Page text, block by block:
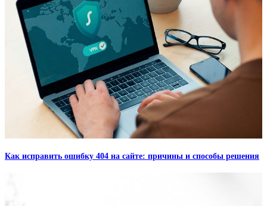
Как исправить ошибку 404 на сайте: причины и способы решения